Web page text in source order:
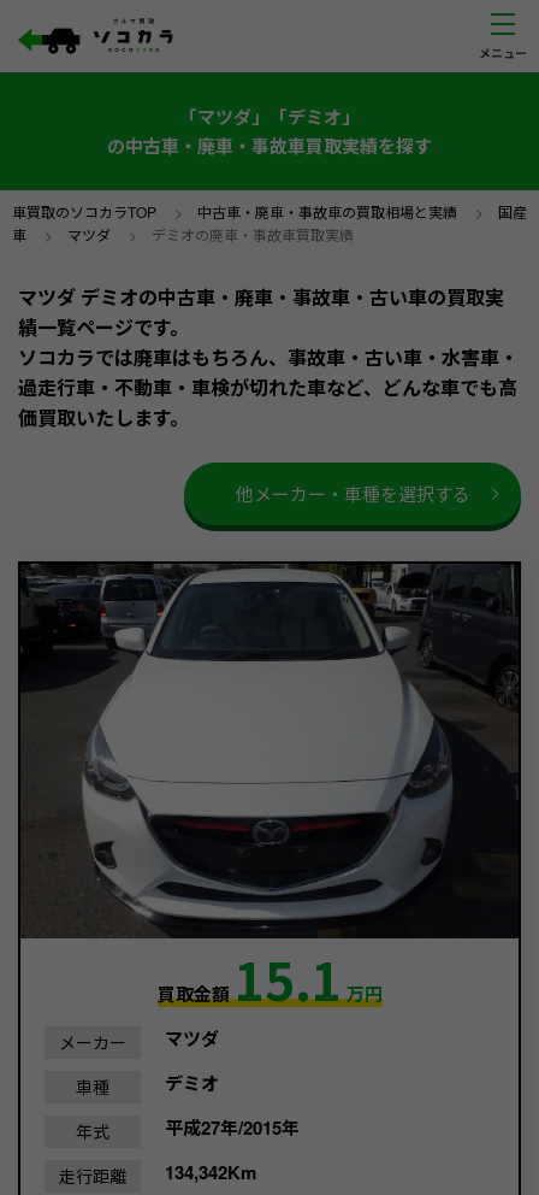
「マツダ」「デミオ」
の中古車・廃車・事故車買取実績を探す
車買取のソコカラTOP > 中古車・廃車・事故車の買取相場と実績 > 国産
車 > マツダ > デミオの廃車・事故車買取実績
マツダ デミオの中古車・廃車・事故車・古い車の買取実
績一覧ページです。
ソコカラでは廃車はもちろん、事故車・古い車・水害車・
過走行車・不動車・車検が切れた車など、どんな車でも高
価買取いたします。
他メーカー・車種を選択する
買取金額15.1万円
メーカー マツダ
車種 デミオ
年式 平成27年/2015年
走行距離 134,342Km